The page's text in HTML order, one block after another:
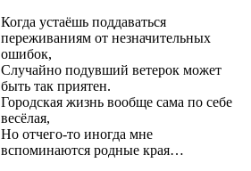
Когда устаёшь поддаваться
переживаниям от незначительных
ошибок,
Случайно подувший ветерок может
быть так приятен.
Городская жизнь вообще сама по себе
весёлая,
Но отчего-то иногда мне
вспоминаются родные края…